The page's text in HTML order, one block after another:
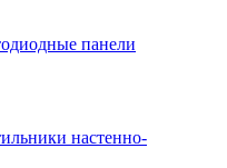
панели
настенно-